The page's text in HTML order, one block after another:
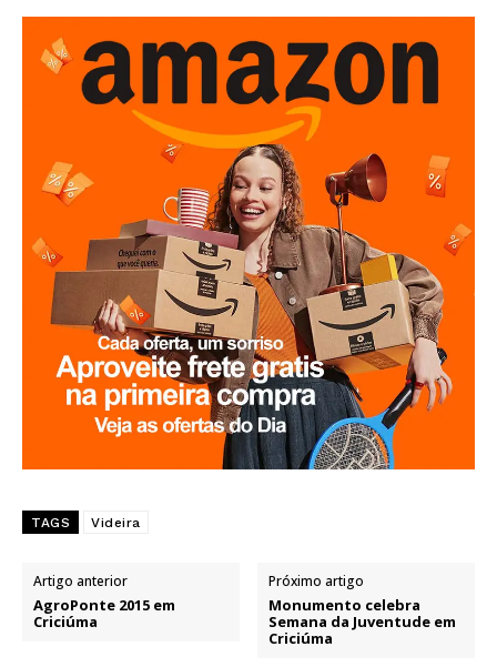
TAGS Videira
Artigo anterior
AgroPonte 2015 em
Criciúma
Próximo artigo
Monumento celebra
Semana da Juventude em
Criciúma